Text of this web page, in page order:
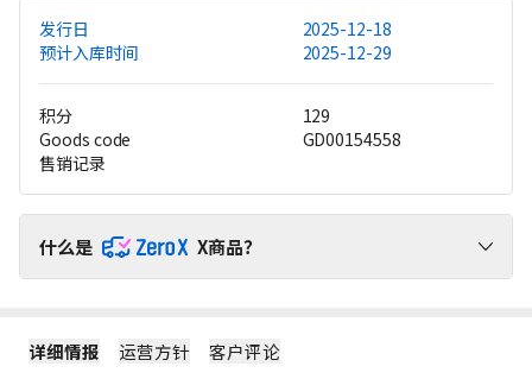
发行日
2025-12-18
预计入库时间
2025-12-29
积分
129
Goods code
GD00154558
售销记录
什么是 X商品？
1 ZeroX商品不产生运费
详细情报 运营方针 客户评论